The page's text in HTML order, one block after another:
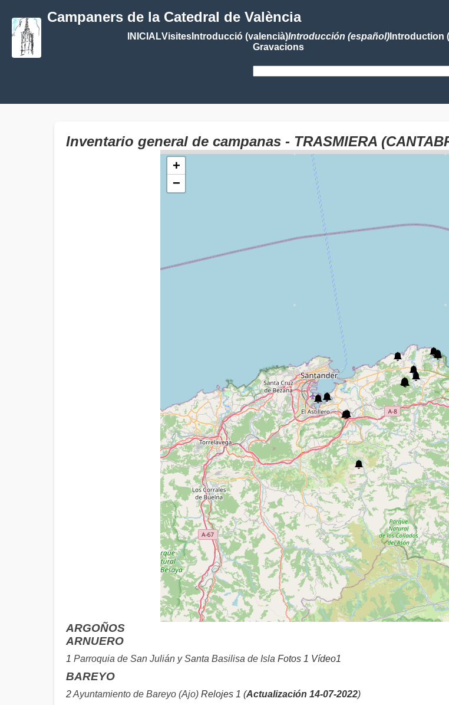
Campaners de la Catedral de València
INICIALVisitesIntroducció (valencià)Introducción (español)Introduction
Gravacions
Inventario general de campanas - TRASMIERA
+
−
ARGOÑOS
ARNUERO
1 Parroquia de San Julián y Santa Basilisa de Isla Fotos 1 Vídeo1
BAREYO
2Ayuntamiento de Bareyo (Ajo) Relojes 1 (Actualización 14-07-2022)